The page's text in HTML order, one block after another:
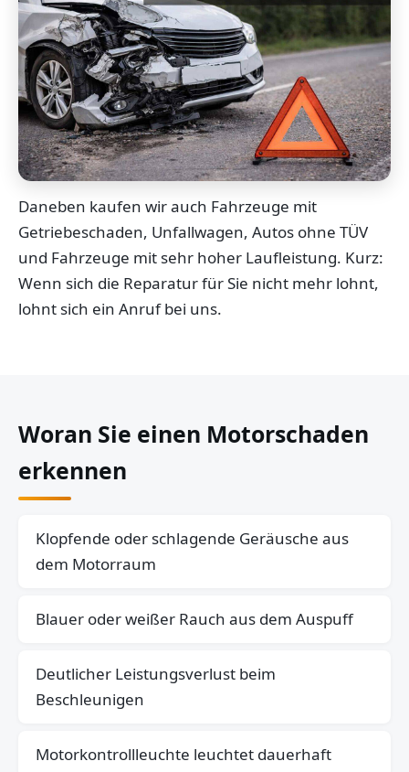
Daneben kaufen wir auch Fahrzeuge mit
Getriebeschaden, Unfallwagen, Autos ohne TÜV
und Fahrzeuge mit sehr hoher Laufleistung. Kurz:
Wenn sich die Reparatur für Sie nicht mehr lohnt,
lohnt sich ein Anruf bei uns.
Woran Sie einen Motorschaden
erkennen
Klopfende oder schlagende Geräusche aus
dem Motorraum
Blauer oder weißer Rauch aus dem Auspuff
Deutlicher Leistungsverlust beim
Beschleunigen
Motorkontrollleuchte leuchtet dauerhaft